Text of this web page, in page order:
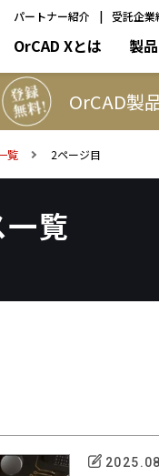
パートナー紹介 受託企業
OrCAD Xとは 製品
OrCAD製
覧 2ページ目
覧